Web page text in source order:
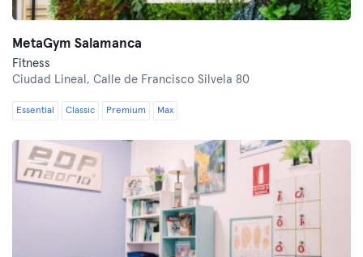
MetaGym Salamanca
Fitness
Ciudad Lineal, Calle de Francisco Silvela 80
Essential Classic Premium Max